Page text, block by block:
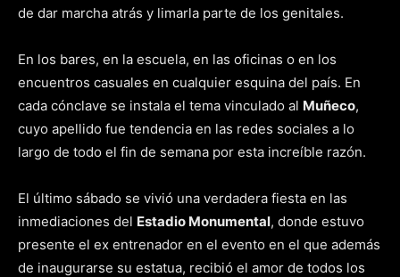
de dar marcha atrás y limarla parte de los genitales.
En los bares, en la escuela, en las oficinas o en los
encuentros casuales en cualquier esquina del país. En
cada cónclave se instala el tema vinculado al Muñeco,
cuyo apellido fue tendencia en las redes sociales a lo
largo de todo el fin de semana por esta increíble razón.
El último sábado se vivió una verdadera fiesta en las
inmediaciones del Estadio Monumental, donde estuvo
presente el ex entrenador en el evento en el que además
de inaugurarse su estatua, recibió el amor de todos los